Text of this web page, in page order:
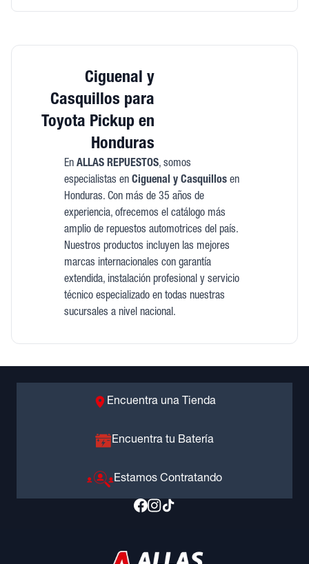
Ciguenal y
Casquillos para
Toyota Pickup en
Honduras
En ALLAS REPUESTOS, somos
especialistas en Ciguenal y Casquillosen
Honduras. Con más de 35 años de
experiencia, ofrecemos el catálogo más
amplio de repuestos automotrices del país.
Nuestros productos incluyen las mejores
marcas internacionales con garantía
extendida, instalación profesional y servicio
técnico especializado en todas nuestras
sucursales a nivel nacional.
Encuentra una Tienda
Encuentra tu Batería
Estamos Contratando